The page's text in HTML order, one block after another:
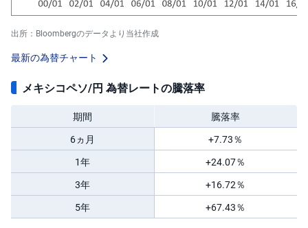
出所：Bloombergのデータより当社作成
最新の為替チャート
メキシコペソ/円 為替レートの騰落率
期間
騰落率
6ヵ月
+7.73％
1年
+24.07％
3年
+16.72％
5年
+67.43％